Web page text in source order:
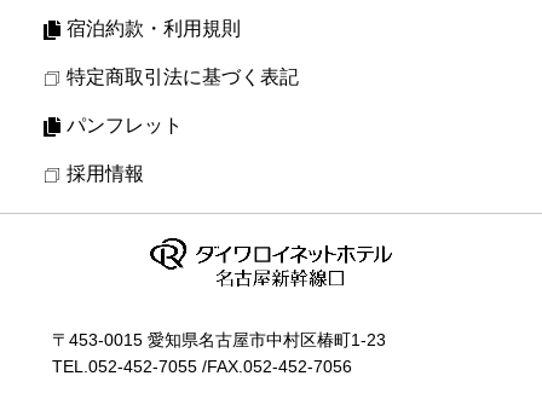
宿泊約款・利用規則
特定商取引法に基づく表記
パンフレット
採用情報
〒453-0015 愛知県名古屋市中村区椿町1-23
TEL. 052-452-7055 /FAX.052-452-7056